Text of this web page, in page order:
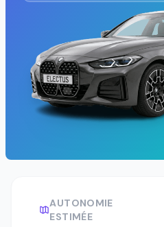
AUTONOMIE
ESTIMÉE